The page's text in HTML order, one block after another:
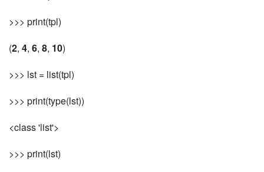
>>> print(tpl)
(2, 4, 6, 8, 10)
>>> lst = list(tpl)
>>> print(type(lst))
<class 'list'>
>>> print(lst)